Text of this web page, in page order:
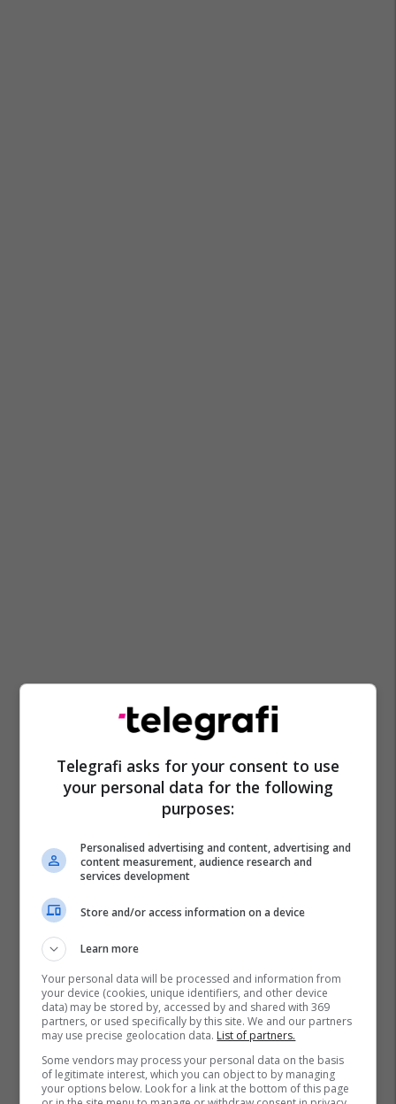
Telegrafi asks for your consent to use
your personal data for the following
purposes:
Personalised advertising and content, advertising and
content measurement, audience research and
services development
Store and/or access information on a device
Learn more
Your personal data will be processed and information from
your device (cookies, unique identifiers, and other device
data) may be stored by, accessed by and shared with 369
partners, or used specifically by this site. We and our partners
may use precise geolocation data. List of partners.
Some vendors may process your personal data on the basis
of legitimate interest, which you can object to by managing
your options below. Look for a link at the bottom of this page